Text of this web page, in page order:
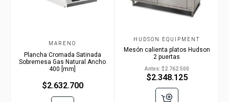
MARENO
Plancha Cromada Satinada
Sobremesa Gas Natural Ancho
400 [mm]
$2.632.700
HUDSON EQUIPMENT
Mesón calienta platos Hudson
2 puertas
Antes: $2.762.500
$2.348.125